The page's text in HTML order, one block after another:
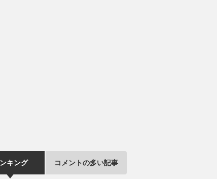
キング コメントの多い記事